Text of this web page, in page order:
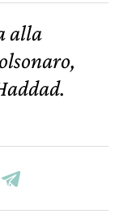
alla